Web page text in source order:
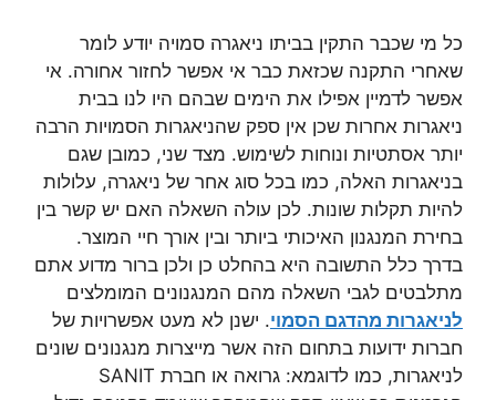
כל מי שכבר התקין בביתו ניאגרה סמויה יודע לומר
שאחרי התקנה שכזאת כבר אי אפשר לחזור אחורה. אי
אפשר לדמיין אפילו את הימים שבהם היו לנו בבית
ניאגרות אחרות שכן אין ספק שהניאגרות הסמויות הרבה
יותר אסתטיות ונוחות לשימוש. מצד שני, כמובן שגם
בניאגרות האלה, כמו בכל סוג אחר של ניאגרה, עלולות
להיות תקלות שונות. לכן עולה השאלה האם יש קשר בין
בחירת המנגנון האיכותי ביותר ובין אורך חיי המוצר.
בדרך כלל התשובה היא בהחלט כן ולכן ברור מדוע אתם
מתלבטים לגבי השאלה מהם המנגנונים המומלצים
לניאגרות מהדגם הסמוי. ישנן לא מעט אפשרויות של
חברות ידועות בתחום הזה אשר מייצרות מנגנונים שונים
לניאגרות, כמו לדוגמא: גרואה או חברת SANIT